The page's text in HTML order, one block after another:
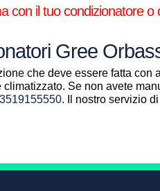
con il tuo condizionatore
Gree
che deve essere fatta
Se non avete
3519155550. Il nostro servizio